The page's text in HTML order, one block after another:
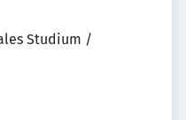
Studium /